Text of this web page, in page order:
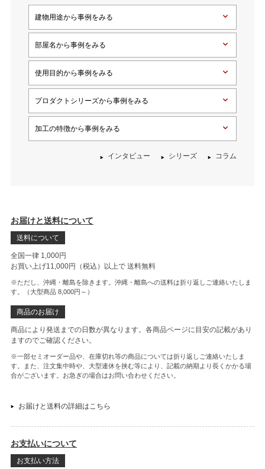
建物用途から事例をみる
部屋名から事例をみる
使用目的から事例をみる
プロダクトシリーズから事例をみる
加工の特徴から事例をみる
インタビュー シリーズ コラム
お届けと送料について
送料について
全国一律 1,000円
お買い上げ11,000円（税込）以上で 送料無料
※ただし、沖縄・離島を除きます。沖縄・離島への送料は折り返しご連絡いたしま
す。（大型商品 8,000円～）
商品のお届け
商品により発送までの日数が異なります。各商品ページに目安の記載があり
ますのでご確認ください。
※一部セミオーダー品や、在庫切れ等の商品については折り返しご連絡いたしま
す。また、注文集中時や、大型連休を挟む等により、記載の納期より長くかかる場
合がございます。お急ぎの場合はお問い合わせください。
お届けと送料の詳細はこちら
お支払いについて
お支払い方法